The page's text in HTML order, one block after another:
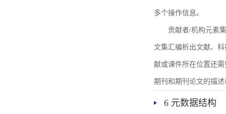
多个操作信息。
贡献者/机构元素
文集汇编析出文献、
献或课件所在位置还
期刊和期刊论文的描
6 元数据结构